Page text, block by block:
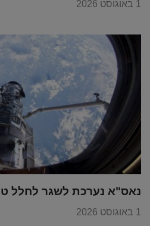
1 באוגוסט 2026
נאס"א נערכת לשגר לחלל
1 באוגוסט 2026